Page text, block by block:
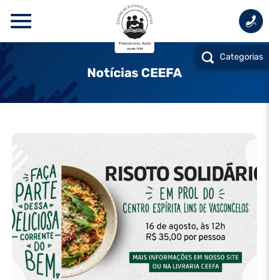
Notícias CEEFA
Categorias